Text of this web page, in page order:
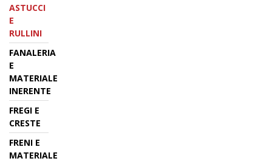
ASTUCCI
E
RULLINI
FANALERIA
E
MATERIALE
INERENTE
FREGI E
CRESTE
FRENI E
MATERIALE